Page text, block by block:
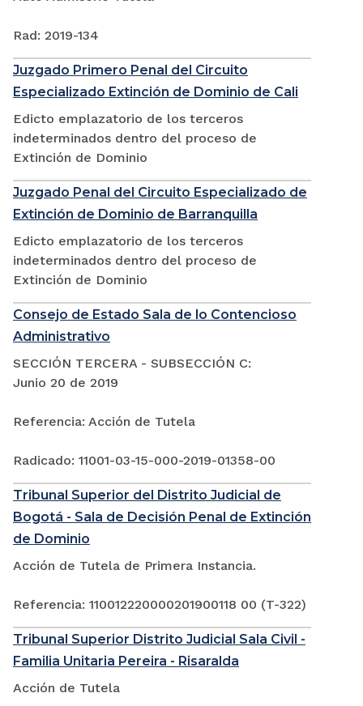
Rad: 2019-134
Juzgado Primero Penal del Circuito
Especializado Extinción de Dominio de Cali
Edicto emplazatorio de los terceros
indeterminados dentro del proceso de
Extinción de Dominio
Juzgado Penal del Circuito Especializado de
Extinción de Dominio de Barranquilla
Edicto emplazatorio de los terceros
indeterminados dentro del proceso de
Extinción de Dominio
Consejo de Estado Sala de lo Contencioso
Administrativo
SECCIÓN TERCERA - SUBSECCIÓN C:
Junio 20 de 2019
Referencia: Acción de Tutela
Radicado: 11001-03-15-000-2019-01358-00
Tribunal Superior del Distrito Judicial de
Bogotá - Sala de Decisión Penal de Extinción
de Dominio
Acción de Tutela de Primera Instancia.
Referencia: 110012220000201900118 00 (T-322)
Tribunal Superior Distrito Judicial Sala Civil -
Familia Unitaria Pereira - Risaralda
Acción de Tutela